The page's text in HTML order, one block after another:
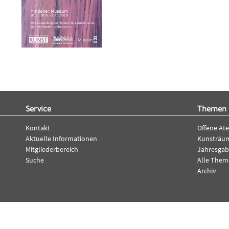
Service
Kontakt
Aktuelle Informationen
Mitgliederbereich
Suche
Themen
Offene
Alle
Archiv